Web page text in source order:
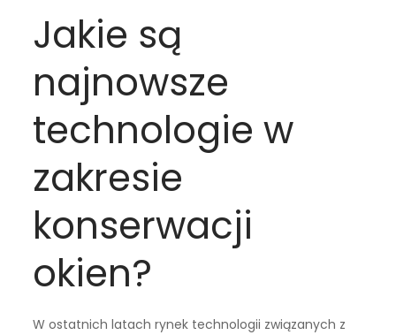
Jakie są
najnowsze
technologie w
zakresie
konserwacji
okien?
W ostatnich latach rynek technologii związanych z